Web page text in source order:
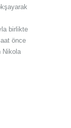
birlikte
önce
Nikola